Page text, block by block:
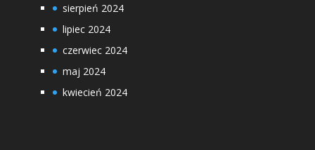
sierpień 2024
lipiec 2024
czerwiec 2024
maj 2024
kwiecień 2024